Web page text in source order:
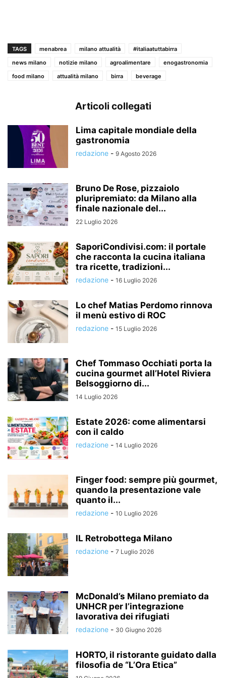
TAGS menabrea milano attualità
#italiaatuttabirra
news milano
notizie milano agroalimentare
enogastronomia
food milano
attualità milano birra beverage
Articoli collegati
Lima capitale mondiale della
gastronomia
redazione - 9 Agosto 2026
Bruno De Rose, pizzaiolo
pluripremiato: da Milano alla
finale nazionale del...
22 Luglio 2026
SaporiCondivisi.com: il portale
che racconta la cucina italiana
tra ricette, tradizioni...
redazione - 16 Luglio 2026
Lo chef Matias Perdomo rinnova
il menù estivo di ROC
redazione - 15 Luglio 2026
Chef Tommaso Occhiati porta la
cucina gourmet all’Hotel Riviera
Belsoggiorno di...
14 Luglio 2026
Estate 2026: come alimentarsi
con il caldo
redazione - 14 Luglio 2026
Finger food: sempre più gourmet,
quando la presentazione vale
quanto il...
redazione - 10 Luglio 2026
IL Retrobottega Milano
redazione - 7 Luglio 2026
McDonald’s Milano premiato da
UNHCR per l’integrazione
lavorativa dei rifugiati
redazione - 30 Giugno 2026
HORTO, il ristorante guidato dalla
filosofia de “L’Ora Etica”